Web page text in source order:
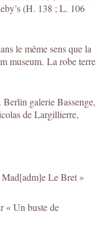
(H. 138 ; L. 106
le même sens que la
museum. La robe terre
galerie Bassenge,
de Largillierre,
Le Bret »
« Un buste de